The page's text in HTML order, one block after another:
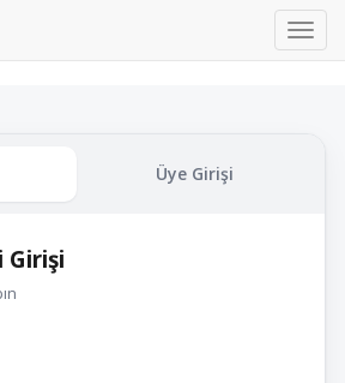
Üye Girişi